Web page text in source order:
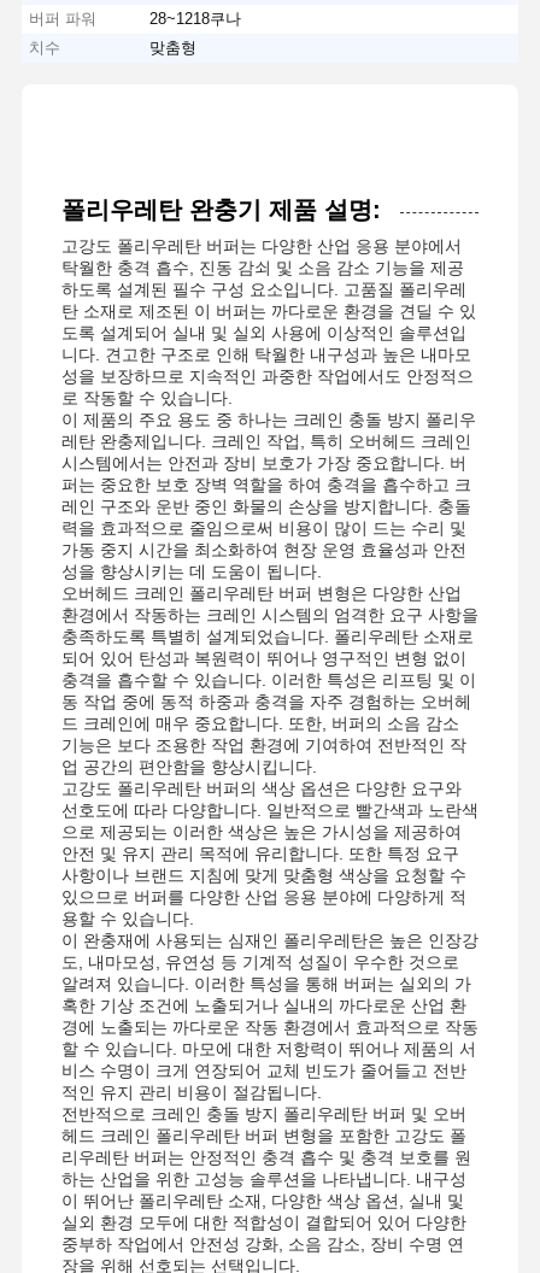
홈 제품 소개 동영상 회사 소개
버퍼 파워
28~1218쿠나
치수
맞춤형
폴리우레탄 완충기 제품 설명:
고강도 폴리우레탄 버퍼는 다양한 산업 응용 분야에서
탁월한 충격 흡수, 진동 감쇠 및 소음 감소 기능을 제공
하도록 설계된 필수 구성 요소입니다. 고품질 폴리우레
탄 소재로 제조된 이 버퍼는 까다로운 환경을 견딜 수 있
도록 설계되어 실내 및 실외 사용에 이상적인 솔루션입
니다. 견고한 구조로 인해 탁월한 내구성과 높은 내마모
성을 보장하므로 지속적인 과중한 작업에서도 안정적으
로 작동할 수 있습니다.
이 제품의 주요 용도 중 하나는 크레인 충돌 방지 폴리우
레탄 완충제입니다. 크레인 작업, 특히 오버헤드 크레인
시스템에서는 안전과 장비 보호가 가장 중요합니다. 버
퍼는 중요한 보호 장벽 역할을 하여 충격을 흡수하고 크
레인 구조와 운반 중인 화물의 손상을 방지합니다. 충돌
력을 효과적으로 줄임으로써 비용이 많이 드는 수리 및
가동 중지 시간을 최소화하여 현장 운영 효율성과 안전
성을 향상시키는 데 도움이 됩니다.
오버헤드 크레인 폴리우레탄 버퍼 변형은 다양한 산업
환경에서 작동하는 크레인 시스템의 엄격한 요구 사항을
충족하도록 특별히 설계되었습니다. 폴리우레탄 소재로
되어 있어 탄성과 복원력이 뛰어나 영구적인 변형 없이
충격을 흡수할 수 있습니다. 이러한 특성은 리프팅 및 이
동 작업 중에 동적 하중과 충격을 자주 경험하는 오버헤
드 크레인에 매우 중요합니다. 또한, 버퍼의 소음 감소
기능은 보다 조용한 작업 환경에 기여하여 전반적인 작
업 공간의 편안함을 향상시킵니다.
고강도 폴리우레탄 버퍼의 색상 옵션은 다양한 요구와
선호도에 따라 다양합니다. 일반적으로 빨간색과 노란색
으로 제공되는 이러한 색상은 높은 가시성을 제공하여
안전 및 유지 관리 목적에 유리합니다. 또한 특정 요구
사항이나 브랜드 지침에 맞게 맞춤형 색상을 요청할 수
있으므로 버퍼를 다양한 산업 응용 분야에 다양하게 적
용할 수 있습니다.
이 완충재에 사용되는 심재인 폴리우레탄은 높은 인장강
도, 내마모성, 유연성 등 기계적 성질이 우수한 것으로
알려져 있습니다. 이러한 특성을 통해 버퍼는 실외의 가
혹한 기상 조건에 노출되거나 실내의 까다로운 산업 환
경에 노출되는 까다로운 작동 환경에서 효과적으로 작동
할 수 있습니다. 마모에 대한 저항력이 뛰어나 제품의 서
비스 수명이 크게 연장되어 교체 빈도가 줄어들고 전반
적인 유지 관리 비용이 절감됩니다.
전반적으로 크레인 충돌 방지 폴리우레탄 버퍼 및 오버
헤드 크레인 폴리우레탄 버퍼 변형을 포함한 고강도 폴
리우레탄 버퍼는 안정적인 충격 흡수 및 충격 보호를 원
하는 산업을 위한 고성능 솔루션을 나타냅니다. 내구성
이 뛰어난 폴리우레탄 소재, 다양한 색상 옵션, 실내 및
실외 환경 모두에 대한 적합성이 결합되어 있어 다양한
중부하 작업에서 안전성 강화, 소음 감소, 장비 수명 연
장을 위해 선호되는 선택입니다.